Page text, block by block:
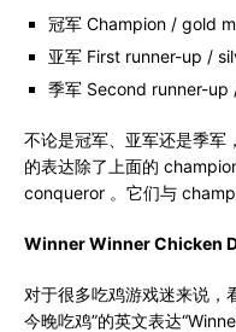
冠军 Champion / gold
亚军 First runner-up /
季军 Second runner-
不论是冠军、亚军还是季军
的表达除了上面的
conqueror 。它们与
Winner Winner Chicken
对于很多吃鸡游戏迷来说，
今晚吃鸡”的英文表达